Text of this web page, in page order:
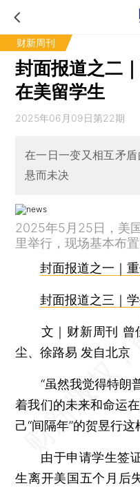
财新周刊
封面报道之二
在美留学生
2025年06月09日第22期
在一日一变又相互矛
悬而未决
2025年5月25日，美
里举行，现场基本布
封面报道之一｜
封面报道之三｜
文｜财新周刊 曾
尘、徐路易 发自北京
“虽然我觉得特朗
着我们的未来和命运
己“间隔年”的贺昱行这
由于申请学生签证
生离开美国五个月后